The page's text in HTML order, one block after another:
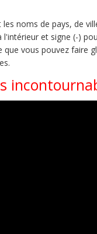
noms de pays, de
et signe (-)
vous pouvez faire